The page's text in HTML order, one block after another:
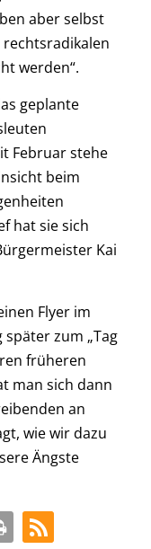
aber selbst
werden“.
geplante
Februar stehe
beim
hat sie sich
Kai
Flyer im
zum „Tag
früheren
man sich dann
an
wie wir dazu
Ängste